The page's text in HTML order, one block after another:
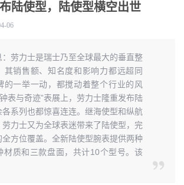
陆使型，陆使型横空出世
06
：劳力士是瑞士乃至全球最大的垂直整
其销售额、知名度和影响力都远超同
的一举一动，都搅动着整个行业的风
表与奇迹”表展上，劳力士隆重发布陆
各系列也都惊喜连连。继海使型和纵航
劳力士又为全球表迷带来了陆使型，完
全方位覆盖。全新陆使型腕表提供两种
材质和三款盘面，共计10个型号。该